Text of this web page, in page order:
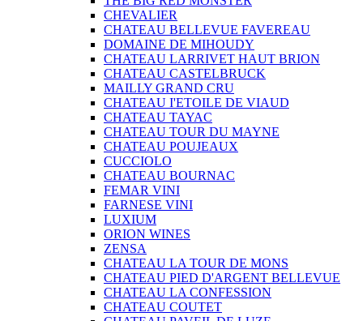
CHEVALIER
CHATEAU BELLEVUE FAVEREAU
DOMAINE DE MIHOUDY
CHATEAU LARRIVET HAUT BRION
CHATEAU CASTELBRUCK
MAILLY GRAND CRU
CHATEAU I'ETOILE DE VIAUD
CHATEAU TAYAC
CHATEAU TOUR DU MAYNE
CHATEAU POUJEAUX
CUCCIOLO
CHATEAU BOURNAC
FEMAR VINI
FARNESE VINI
LUXIUM
ORION WINES
ZENSA
CHATEAU LA TOUR DE MONS
CHATEAU PIED D'ARGENT BELLEVUE
CHATEAU LA CONFESSION
CHATEAU COUTET